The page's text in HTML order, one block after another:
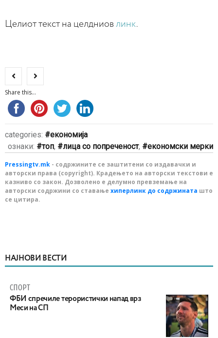
Целиот текст на целдниов линк.
Share this...
categories:
економија
ознаки:
топ, лица со попреченост, економски мерки
Pressingtv.mk - содржините се заштитени со издавачки и
авторски права (copyright). Крадењето на авторски текстови е
казниво со закон. Дозволено е делумно превземање на
авторски содржини со ставање хиперлинк до содржината што
се цитира.
НАЈНОВИ ВЕСТИ
СПОРТ
ФБИ спречиле терористички напад врз
Меси на СП